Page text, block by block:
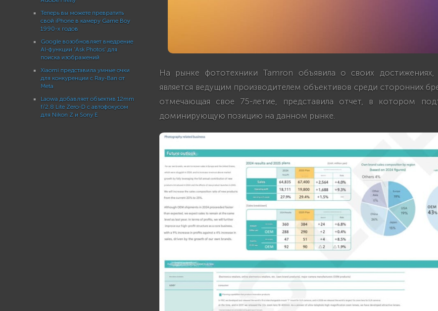
Теперь вы можете превратить
свой iPhone в камеру Game Boy
1990-х годов
Google возобновляет внедрение
AI-функции 'Ask Photos' для
поиска изображений
Xiaomi представила умные очки
для конкуренции с Ray-Ban от
Meta
Laowa добавляет объектив 12mm
f/2.8 Lite Zero-D с автофокусом
для Nikon Z и Sony E
На рынке фототехники Tamron объявила о своих достижениях,
является ведущим производителем объективов среди сторонних
отмечающая свое 75-летие, представила отчет, в котором
доминирующую позицию на данном рынке.